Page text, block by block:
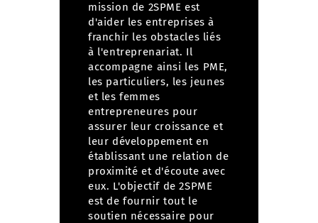
mission de 2SPME est
d'aider les entreprises à
franchir les obstacles liés
à l'entreprenariat. Il
accompagne ainsi les PME,
les particuliers, les jeunes
et les femmes
entrepreneures pour
assurer leur croissance et
leur développement en
établissant une relation de
proximité et d'écoute avec
eux. L'objectif de 2SPME
est de fournir tout le
soutien nécessaire pour